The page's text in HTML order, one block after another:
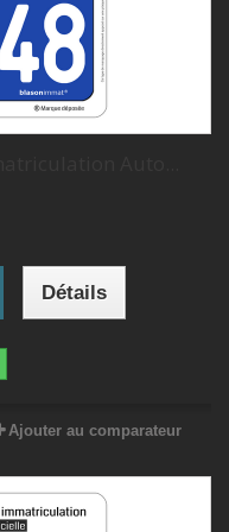
Détails
Ajouter au comparateur